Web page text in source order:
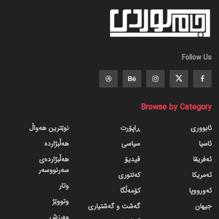
Follow Us
Browse by Category
ئابووری
ئاسیا
ئەفریقا
ئەمریکا
ئەورووپا
جیهان
ڕاپۆرت
سیاسی
ڤیدیۆ
کەلتوری
کۆمەڵگا
گه‌شت و گه‌شتیاری
نوێترین هەواڵ
هەڵبژاردە
هەڵبژاردەی
سەرنووسەر
وتار
وتووێژ
وەرزش